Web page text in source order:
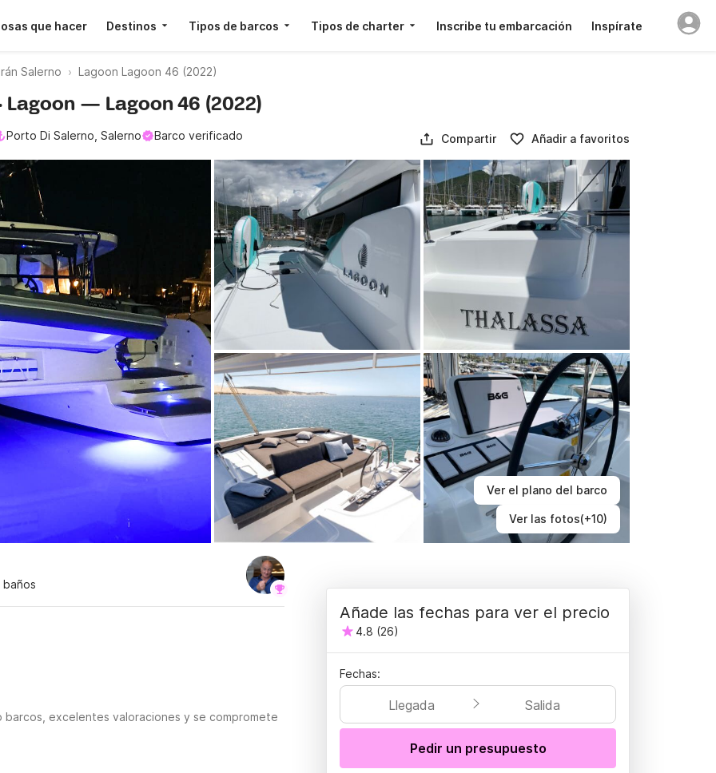
que hacer Destinos Tipos de barcos Tipos de charter Inscribe tu embarcación Inspírate
Salerno Lagoon Lagoon 46 (2022)
Ver el plano del barco
Ver las fotos(+10)
Lagoon — Lagoon 46 (2022)
Porto Di Salerno, Salerno Barco verificado Compartir Añadir a favoritos
baños
barcos, excelentes valoraciones y se compromete
Añade las fechas para ver el precio
4.8 (26)
Fechas:
Llegada Salida
Pedir un presupuesto